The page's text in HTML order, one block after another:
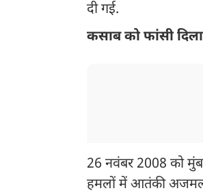
दी गई.
कसाब को फांसी
26 नवंबर 2008 को
हमलों में आतंकी अजमल